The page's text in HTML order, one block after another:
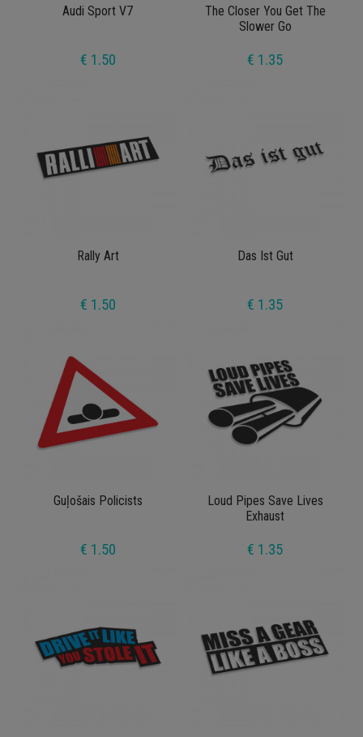
Audi Sport V7
€ 1.50
The Closer You Get The
Slower Go
€ 1.35
Rally Art
€ 1.50
Das Ist Gut
€ 1.35
Guļošais Policists
€ 1.50
Loud Pipes Save Lives
Exhaust
€ 1.35